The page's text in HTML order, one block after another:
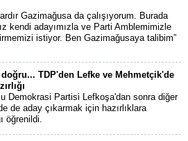
Gazimağusa da çalışıyorum. Burada
kendi adayımızla ve Parti Amblemimizle
istiyor. Ben Gazimağusaya talibim”
TDP'den Lefke ve Mehmetçik'de
Demokrasi Partisi Lefkoşa'dan sonra diğer
de aday çıkarmak için hazırlıklara
öğrenildi.